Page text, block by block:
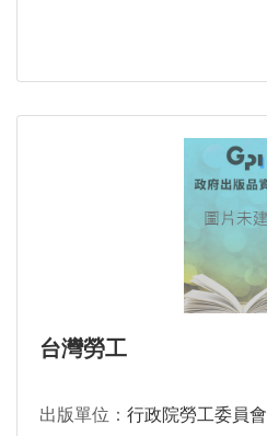
台灣勞工
出版單位： 行政院勞工委員會